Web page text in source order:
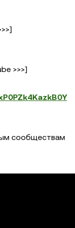
>>>]
сообществам